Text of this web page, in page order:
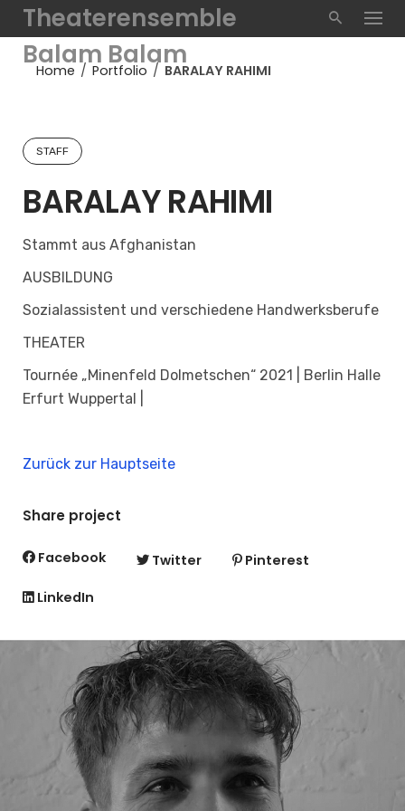
Skip
to
content
Theaterensemble
Balam Balam
Home / Portfolio / BARALAY RAHIMI
STAFF
BARALAY RAHIMI
Stammt aus Afghanistan
AUSBILDUNG
Sozialassistent und verschiedene Handwerksberufe
THEATER
Tournée „Minenfeld Dolmetschen“ 2021 | Berlin Halle
Erfurt Wuppertal |
Zurück zur Hauptseite
Share project
Facebook Twitter Pinterest
LinkedIn